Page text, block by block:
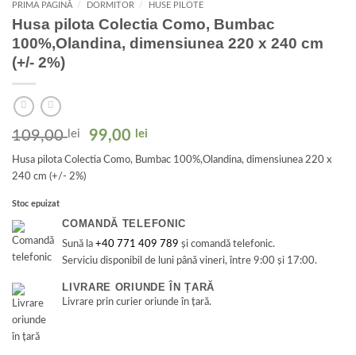
PRIMA PAGINĂ / DORMITOR / HUSE PILOTE
Husa pilota Colectia Como, Bumbac
100%,Olandina, dimensiunea 220 x 240 cm
(+/- 2%)
109,00 lei
Prețul
a
99,00 lei
este:
Husa pilota Colectia Como, Bumbac 100%,Olandina, dimensiunea 220 x
240 cm (+/- 2%)
Stoc epuizat
COMANDĂ TELEFONIC
Sună la+40 771 409 789 și comandă telefonic.
Serviciu disponibil de luni până vineri, între 9:00 și 17:00.
LIVRARE ORIUNDE ÎN ȚARĂ
Livrare prin curier oriunde în țară.